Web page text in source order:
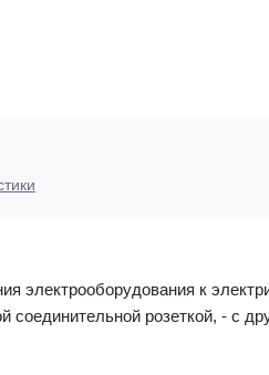
электрооборудования к
соединительной розеткой, - с